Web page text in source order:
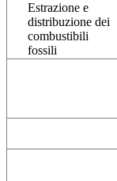
Estrazione e
distribuzione dei
combustibili
fossili